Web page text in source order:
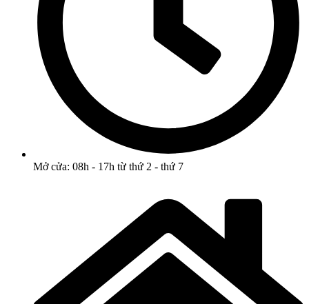
Mở cửa: 08h - 17h từ thứ 2 - thứ 7